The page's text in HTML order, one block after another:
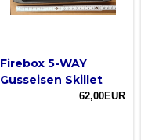
Firebox 5-WAY
Gusseisen Skillet
62,00EUR